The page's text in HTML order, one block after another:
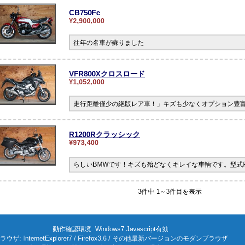
CB750Fc
¥2,900,000
往年の名車が蘇りました
VFR800Xクロスロード
¥1,052,000
走行距離僅少の絶版レア車！」キズも少なくオプション豊
R1200Rクラッシック
¥973,400
らしいBMWです！キズも殆どなくキレイな車輌です。型式
3件中 1～3件目を表示
動作確認環境: Windows7 Javascript有効
ウザ: InternetExplorer7 / Firefox3.6 / その他最新バージョンのモダンブラウザ